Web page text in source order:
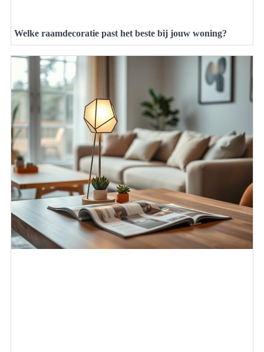
Welke raamdecoratie past het beste bij jouw woning?